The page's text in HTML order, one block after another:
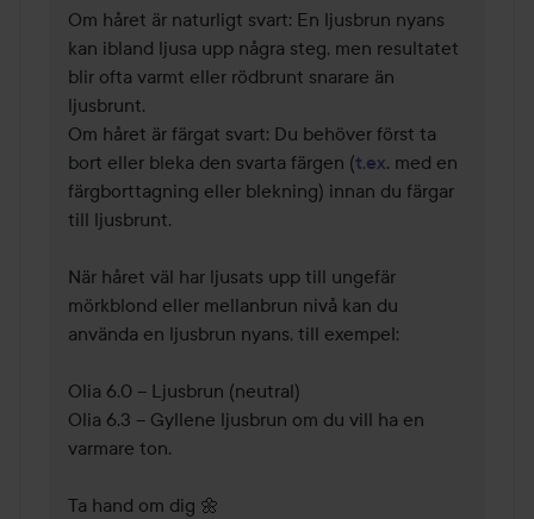
Om håret är naturligt svart: En ljusbrun nyans
kan ibland ljusa upp några steg, men resultatet
blir ofta varmt eller rödbrunt snarare än
ljusbrunt.
Om håret är färgat svart: Du behöver först ta
bort eller bleka den svarta färgen (t.ex. med en
färgborttagning eller blekning) innan du färgar
till ljusbrunt.
När håret väl har ljusats upp till ungefär
mörkblond eller mellanbrun nivå kan du
använda en ljusbrun nyans, till exempel:
Olia 6.0 – Ljusbrun (neutral)
Olia 6.3 – Gyllene ljusbrun om du vill ha en
varmare ton.
Ta hand om dig 🌼